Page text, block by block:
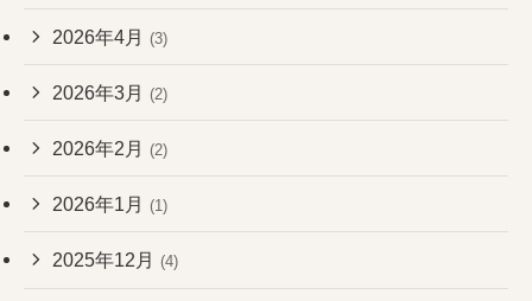
2026年4月 (3)
2026年3月 (2)
2026年2月 (2)
2026年1月 (1)
2025年12月 (4)